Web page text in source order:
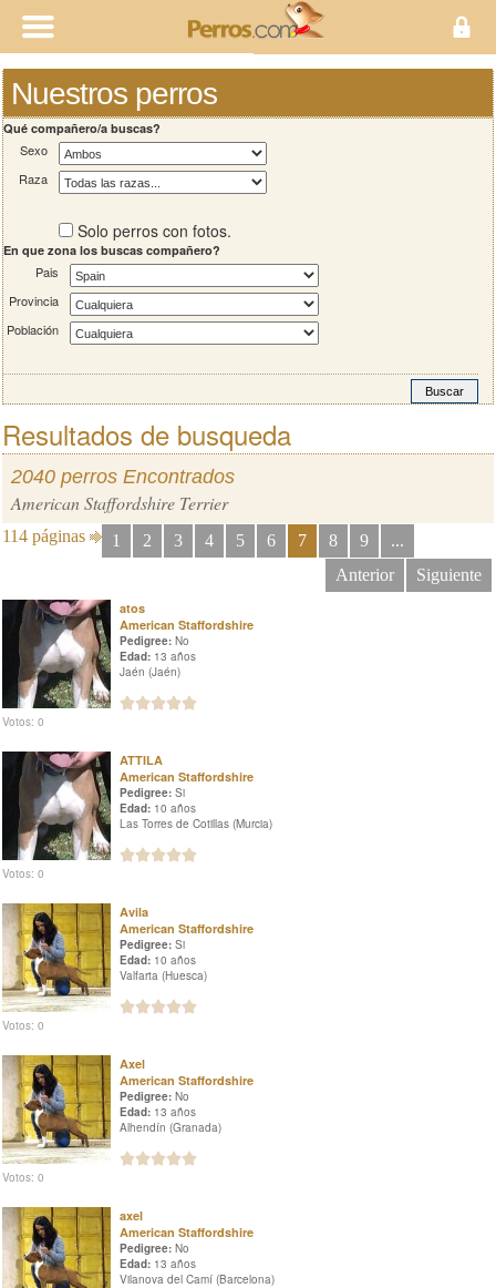
Nuestros perros
Qué compañero/a buscas?
Sexo
Raza
Solo perros con fotos.
En que zona los buscas compañero?
Pais
Provincia
Población
Resultados de busqueda
2040 perros Encontrados
American Staffordshire Terrier
114 páginas 1 2 3 4 5 6 7 8 9
...
Anterior
Siguiente
atos
American Staffordshire
Pedigree: No
Edad: 13 años
Jaén (Jaén)
Votos: 0
ATTILA
American Staffordshire
Pedigree: Si
Edad: 10 años
Las Torres de Cotillas (Murcia)
Votos: 0
Avila
American Staffordshire
Pedigree: Si
Edad: 10 años
Valfarta (Huesca)
Votos: 0
Axel
American Staffordshire
Pedigree: No
Edad: 13 años
Alhendín (Granada)
Votos: 0
axel
American Staffordshire
Pedigree: No
Edad: 13 años
Vilanova del Camí (Barcelona)